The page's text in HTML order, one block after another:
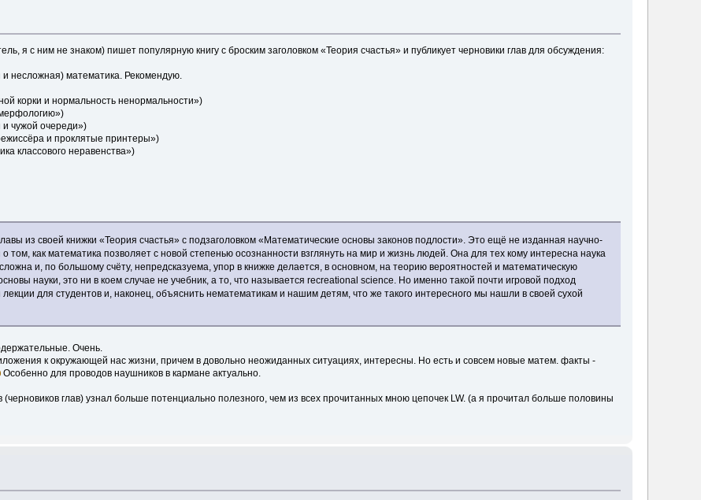
я с ним не знаком) пишет популярную книгу с броским заголовком «Теория счастья» и публикует черновики глав для обсуждения:
и несложная) математика. Рекомендую.
корки и нормальность ненормальности»)
и чужой очереди»)
и проклятые принтеры»)
классового неравенства»)
из своей книжки «Теория счастья» с подзаголовком «Математические основы законов подлости». Это ещё не изданная научно-
как математика позволяет с новой степенью осознанности взглянуть на мир и жизнь людей. Она для тех кому интересна наука
и, по большому счёту, непредсказуема, упор в книжке делается, в основном, на теорию вероятностей и математическую
науки, это ни в коем случае не учебник, а то, что называется recreational science. Но именно такой почти игровой подход
для студентов и, наконец, объяснить нематематикам и нашим детям, что же такого интересного мы нашли в своей сухой
Очень.
к окружающей нас жизни, причем в довольно неожиданных ситуациях, интересны. Но есть и совсем новые матем. факты -
Особенно для проводов наушников в кармане актуально.
глав) узнал больше потенциально полезного, чем из всех прочитанных мною цепочек LW. (а я прочитал больше половины